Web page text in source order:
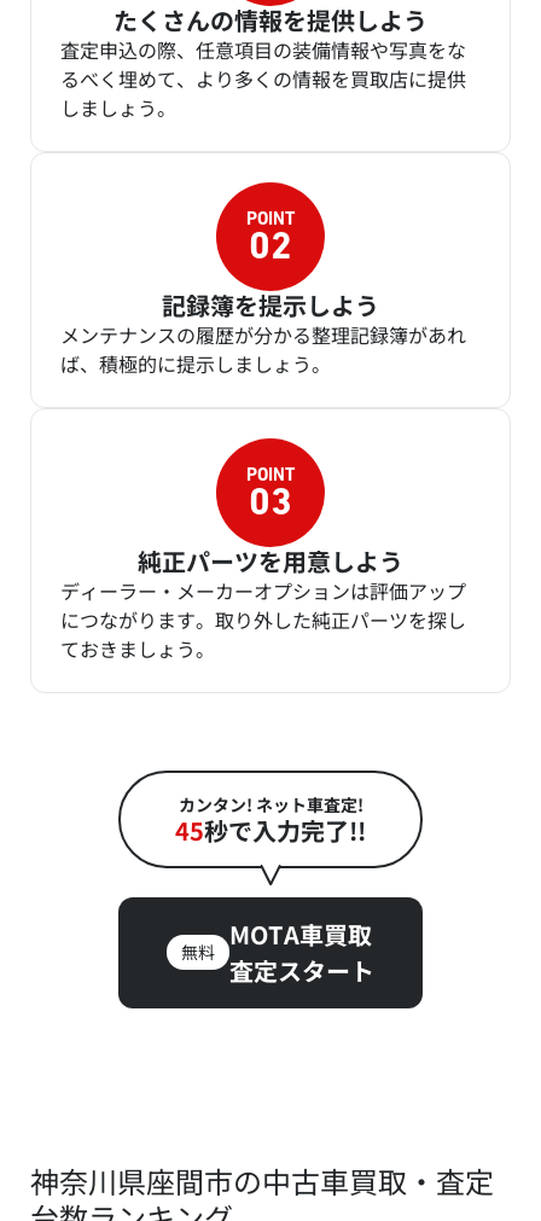
たくさんの情報を提供しよう
査定申込の際、任意項目の装備情報や写真をな
るべく埋めて、より多くの情報を買取店に提供
しましょう。
記録簿を提示しよう
メンテナンスの履歴が分かる整理記録簿があれ
ば、積極的に提示しましょう。
純正パーツを用意しよう
ディーラー・メーカーオプションは評価アップ
につながります。取り外した純正パーツを探し
ておきましょう。
カンタン! ネット車査定!
45秒で入力完了!!
無料
MOTA車買取
査定スタート
神奈川県座間市の中古車買取・査定